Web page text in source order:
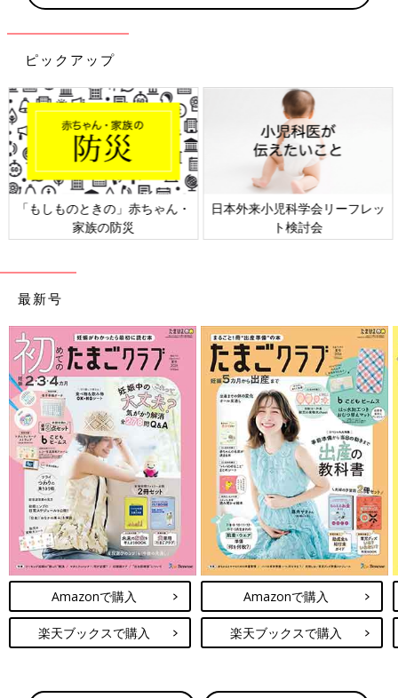
ピックアップ
日本外来小児科学会リーフレッ
ト検討会
六星占術 細木かおりさんの人生
相談
最新号
Amazonで購入
楽天ブックスで購入
Amazonで購入
楽天ブックスで購入